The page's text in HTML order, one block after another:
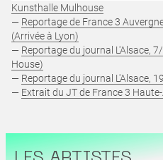
Kunsthalle Mulhouse
— Reportage de France 3
(Arrivée à Lyon)
— Reportage du journal L'Alsace,
House)
— Reportage du journal L'Alsace,
— Extrait du JT de France 3